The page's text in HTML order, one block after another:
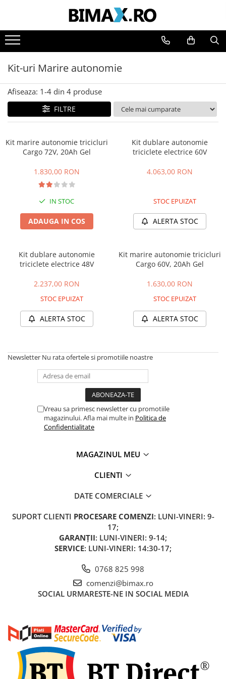
Toate Produsele
Triciclete Electrice
⬇ TIPURI
➔ Cu 1 Loc
➔ Cu 2 Locuri
➔ Acoperita
➔ Adulti - Fara permis
➔ Adulti - cu Cabina
➔ Cu Cabina
➔ Cu Cabina fara Permis
➔ Cu Cabina Inchisa
➔ Cu Remorca
➔ Cu Remorca Fara Permis
➔ Fara Permis
➔ 4000W
⬇ MARCI
➔ Kuba
➔ Jinpeng/AMR
➔ Arora
PIESE DE SCHIMB
Controllere
Masina Electrica 25 km/h
Cu 3 Roti
Cu 3 Roti fara Permis
Cu 4 Roti
Cu Pedale
Kit-uri Marire autonomie
Afiseaza: 1-4 din 4 produse
FILTRE
Kit marire autonomie tricicluri
Cargo 72V, 20Ah Gel
1.830,00 RON
IN STOC
ADAUGA IN COS
Kit dublare autonomie
triciclete electrice 60V
4.063,00 RON
STOC EPUIZAT
ALERTA STOC
Kit dublare autonomie
triciclete electrice 48V
2.237,00 RON
STOC EPUIZAT
ALERTA STOC
Kit marire autonomie tricicluri
Cargo 60V, 20Ah Gel
1.630,00 RON
STOC EPUIZAT
ALERTA STOC
Newsletter Nu rata ofertele si promotiile noastre
Vreau sa primesc newsletter cu promotiile
magazinului. Afla mai multe in Politica de
Confidentialitate
MAGAZINUL MEU
CLIENTI
DATE COMERCIALE
SUPORT CLIENTI PROCESARE COMENZI: LUNI-VINERI: 9-
17;
GARANȚII: LUNI-VINERI: 9-14;
SERVICE: LUNI-VINERI: 14:30-17;
0768 825 998
comenzi@bimax.ro
SOCIAL URMARESTE-NE IN SOCIAL MEDIA